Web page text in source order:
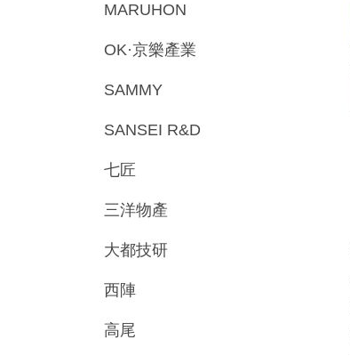
MARUHON
OK·京樂產業
SAMMY
SANSEI R&D
七匠
三洋物產
大都技研
西陣
高尾